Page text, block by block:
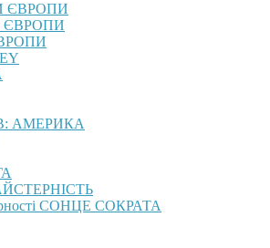
ЄВРОПИ
ЄВРОПИ
АМЕРИКА
СОНЦЕ СОКРАТА